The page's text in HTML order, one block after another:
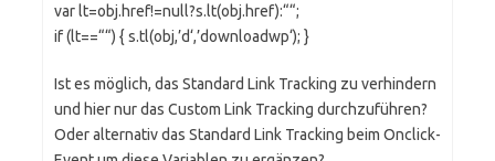
var lt=obj.href!=null?s.lt(obj.href):““;
if (lt==““) { s.tl(obj,’d‘,’downloadwp‘); }
Ist es möglich, das Standard Link Tracking zu verhindern
und hier nur das Custom Link Tracking durchzuführen?
Oder alternativ das Standard Link Tracking beim Onclick-